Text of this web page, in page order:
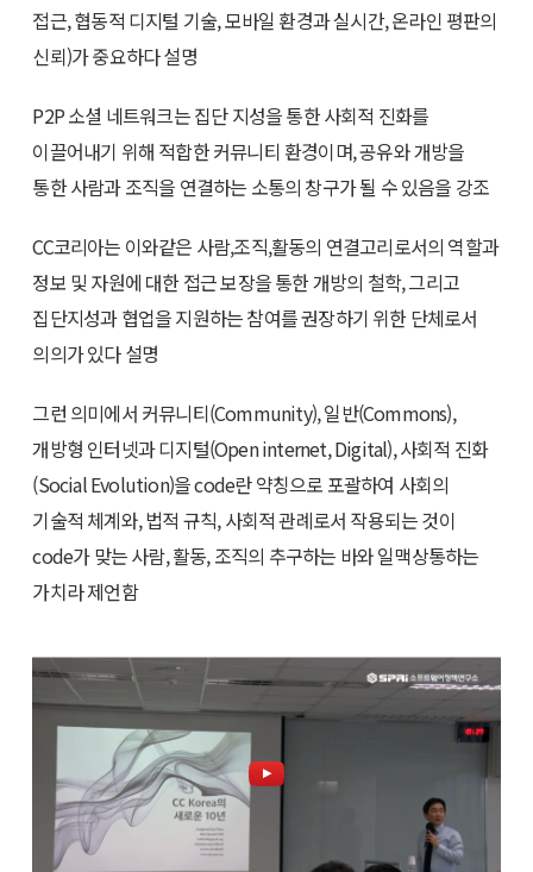
접근, 협동적 디지털 기술, 모바일 환경과 실시간, 온라인 평판의
신뢰)가 중요하다 설명
P2P 소셜 네트워크는 집단 지성을 통한 사회적 진화를
이끌어내기 위해 적합한 커뮤니티 환경이며, 공유와 개방을
통한 사람과 조직을 연결하는 소통의 창구가 될 수 있음을 강조
CC코리아는 이와같은 사람,조직,활동의 연결고리로서의 역할과
정보 및 자원에 대한 접근 보장을 통한 개방의 철학, 그리고
집단지성과 협업을 지원하는 참여를 권장하기 위한 단체로서
의의가 있다 설명
그런 의미에서 커뮤니티(Community), 일반(Commons),
개방형 인터넷과 디지털(Open internet, Digital), 사회적 진화
(Social Evolution)을 code란 약칭으로 포괄하여 사회의
기술적 체계와, 법적 규칙, 사회적 관례로서 작용되는 것이
code가 맞는 사람, 활동, 조직의 추구하는 바와 일맥상통하는
가치라 제언함